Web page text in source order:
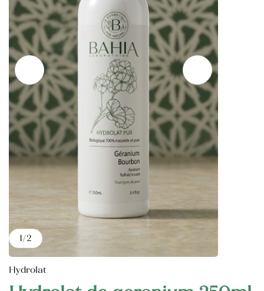
1/2
Hydrolat
Catégories de soins du visage
HV des pépins de figue de barbarie
Catégories de soins du Corps
Huile Végétale d’Argan